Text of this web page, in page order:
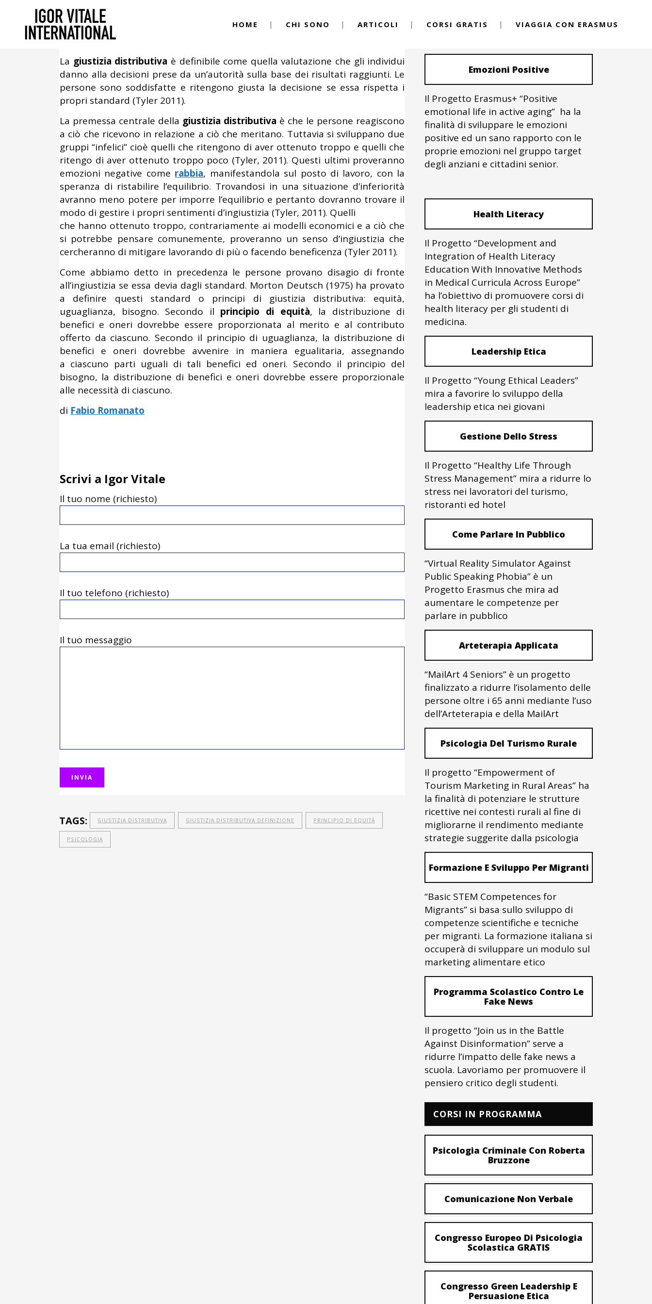
HOME CHI SONO ARTICOLI CORSI GRATIS VIAGGIA CON ERASMUS
Dicembre 28, 2014 Psicologia del Lavoro Igor Vitale
Giustizia distributiva: una definizione in psicologia
La giustizia distributiva è definibile come quella valutazione che gli individui
danno alla decisioni prese da un’autorità sulla base dei risultati raggiunti. Le
persone sono soddisfatte e ritengono giusta la decisione se essa rispetta i
propri standard (Tyler 2011).
La premessa centrale della giustizia distributiva è che le persone reagiscono
a ciò che ricevono in relazione a ciò che meritano. Tuttavia si sviluppano due
gruppi “infelici” cioè quelli che ritengono di aver ottenuto troppo e quelli che
ritengo di aver ottenuto troppo poco (Tyler, 2011). Questi ultimi proveranno
emozioni negative come rabbia, manifestandola sul posto di lavoro, con la
speranza di ristabilire l’equilibrio. Trovandosi in una situazione d’inferiorità
avranno meno potere per imporre l’equilibrio e pertanto dovranno trovare il
modo di gestire i propri sentimenti d’ingiustizia (Tyler, 2011). Quelli
che hanno ottenuto troppo, contrariamente ai modelli economici e a ciò che
si potrebbe pensare comunemente, proveranno un senso d’ingiustizia che
cercheranno di mitigare lavorando di più o facendo beneficenza (Tyler 2011).
Come abbiamo detto in precedenza le persone provano disagio di fronte
all’ingiustizia se essa devia dagli standard. Morton Deutsch (1975) ha provato
a definire questi standard o principi di giustizia distributiva: equità,
uguaglianza, bisogno. Secondo il principio di equità, la distribuzione di
benefici e oneri dovrebbe essere proporzionata al merito e al contributo
offerto da ciascuno. Secondo il principio di uguaglianza, la distribuzione di
benefici e oneri dovrebbe avvenire in maniera egualitaria, assegnando
a ciascuno parti uguali di tali benefici ed oneri. Secondo il principio del
bisogno, la distribuzione di benefici e oneri dovrebbe essere proporzionale
alle necessità di ciascuno.
di Fabio Romanato
Scrivi a Igor Vitale
Il tuo nome (richiesto)
La tua email (richiesto)
Il tuo telefono (richiesto)
Il tuo messaggio
TAGS: GIUSTIZIA DISTRIBUTIVA GIUSTIZIA DISTRIBUTIVA DEFINIZIONE PRINCIPIO DI EQUITÀ
PSICOLOGIA
Emozioni Positive
Il Progetto Erasmus+ “Positive
emotional life in active aging” ha la
finalità di sviluppare le emozioni
positive ed un sano rapporto con le
proprie emozioni nel gruppo target
degli anziani e cittadini senior.
Health Literacy
Il Progetto “Development and
Integration of Health Literacy
Education With Innovative Methods
in Medical Curricula Across Europe”
ha l’obiettivo di promuovere corsi di
health literacy per gli studenti di
medicina.
Leadership Etica
Il Progetto “Young Ethical Leaders”
mira a favorire lo sviluppo della
leadership etica nei giovani
Gestione Dello Stress
Il Progetto “Healthy Life Through
Stress Management” mira a ridurre lo
stress nei lavoratori del turismo,
ristoranti ed hotel
Come Parlare In Pubblico
“Virtual Reality Simulator Against
Public Speaking Phobia” è un
Progetto Erasmus che mira ad
aumentare le competenze per
parlare in pubblico
Arteterapia Applicata
“MailArt 4 Seniors” è un progetto
finalizzato a ridurre l’isolamento delle
persone oltre i 65 anni mediante l’uso
dell’Arteterapia e della MailArt
Psicologia Del Turismo Rurale
Il progetto “Empowerment of
Tourism Marketing in Rural Areas” ha
la finalità di potenziare le strutture
ricettive nei contesti rurali al fine di
migliorarne il rendimento mediante
strategie suggerite dalla psicologia
Formazione E Sviluppo Per Migranti
“Basic STEM Competences for
Migrants” si basa sullo sviluppo di
competenze scientifiche e tecniche
per migranti. La formazione italiana si
occuperà di sviluppare un modulo sul
marketing alimentare etico
Programma Scolastico Contro Le
Fake News
Il progetto “Join us in the Battle
Against Disinformation” serve a
ridurre l’impatto delle fake news a
scuola. Lavoriamo per promuovere il
pensiero critico degli studenti.
CORSI IN PROGRAMMA
Psicologia Criminale Con Roberta
Bruzzone
Comunicazione Non Verbale
Congresso Europeo Di Psicologia
Scolastica GRATIS
Congresso Green Leadership E
Persuasione Etica